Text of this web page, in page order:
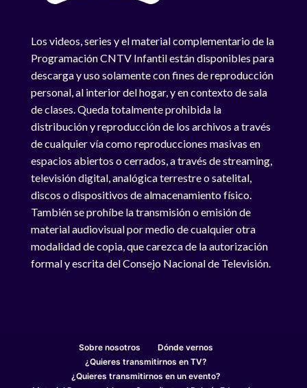
Los videos, series y el material complementario de la
Programación CNTV Infantil están disponibles para
descarga y uso solamente con fines de reproducción
personal, al interior del hogar, y en contexto de sala
de clases. Queda totalmente prohibida la
distribución y reproducción de los archivos a través
de cualquier vía como reproducciones masivas en
espacios abiertos o cerrados, a través de streaming,
televisión digital, analógica terrestre o satelital,
discos o dispositivos de almacenamiento físico.
También se prohíbe la transmisión o emisión de
material audiovisual por medio de cualquier otra
modalidad de copia, que carezca de la autorización
formal y escrita del Consejo Nacional de Televisión.
Sobre nosotros
Dónde vernos
¿Quieres transmitirnos en TV?
¿Quieres transmitirnos en un evento?